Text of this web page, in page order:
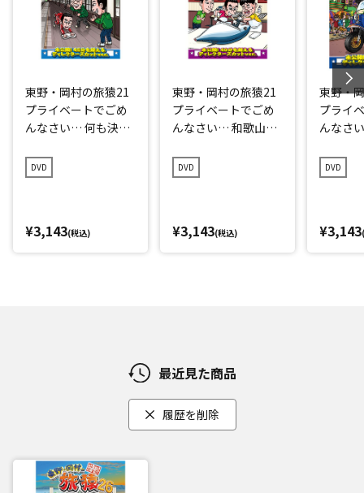
東野・岡村の旅猿21
プライベートでごめ
んなさい… 何も決め
ミアム完全版
DVD
¥3,143(税込)
東野・岡村の旅猿21
プライベートでごめ
んなさい… 和歌山県
ョーへの旅 プレミア
ム完全版
DVD
¥3,143(税込)
東野・
プライ
んなさ
編 プレ
DVD
¥3,143
最近見た商品
履歴を削除